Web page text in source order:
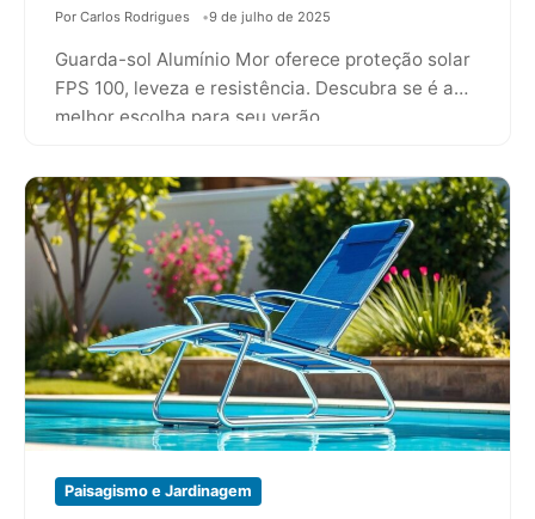
Por Carlos Rodrigues 9 de julho de 2025
Guarda-sol Alumínio Mor oferece proteção solar
FPS 100, leveza e resistência. Descubra se é a
melhor escolha para seu verão…
Paisagismo e Jardinagem